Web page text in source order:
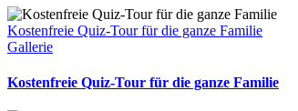
Kostenfreie Quiz-Tour für die ganze Familie
Gallerie
Kostenfreie Quiz-Tour für die ganze Familie